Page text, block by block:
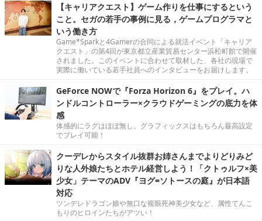
【キャリアクエスト】ゲーム作りを仕事にするという
こと。セガの若手の事例に見る，ゲームプログラマと
いう働き方
Game*Sparkと4Gamerの合同による就活イベント「キャリア
クエスト」の第4回が東京都立産業貿易センター浜松町館で開催
されました。このイベントに合わせて取材した、各社の現場で
実際に働いている若手社員へのインタビューをお届けします。
GeForce NOWで『Forza Horizon 6』をプレイ。ハ
ンドルコントローラー×クラウドゲーミングの底力を体
感
体感的にラグはほぼ無し。グラフィックスはもちろん最高設定
でプレイ可能！
クーデレからスタイル抜群お姉さんまでよりどりみど
りな人外娘たちとホテル経営しよう！「クトゥルフ×美
少女」テーマのADV『ヨグ=ソトースの庭』が日本語
対応
ツンデレドラゴン娘や無口な複眼死神美少女など、属性てんこ
もりのヒロインたちがアツい！